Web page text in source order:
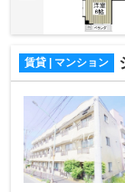
賃貸 | マンション